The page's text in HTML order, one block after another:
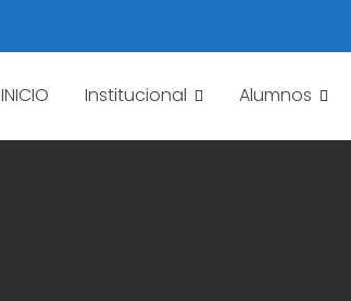
INICIO Institucional Alumnos